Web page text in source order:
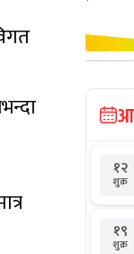
१२
शुक्र
१९
शुक्र